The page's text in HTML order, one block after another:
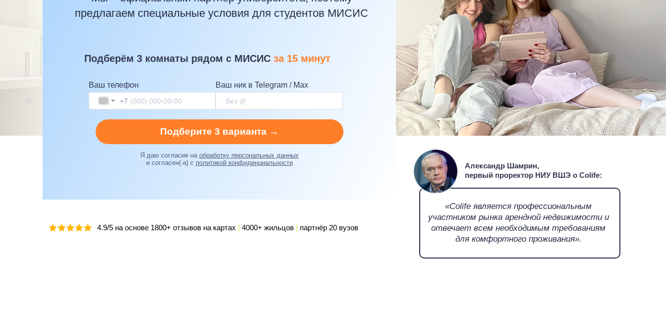
предлагаем специальные условия для студентов МИСИС
4.9/5 на основе 1800+ отзывов на картах | 4000+ жильцов | партнёр 20 вузов
Подберём 3 комнаты рядом с МИСИС за 15 минут
Ваш телефон
+7
Ваш ник в Telegram / Max
Подберите 3 варианта →
Я даю согласие на обработку персональных данных
и согласен(-а) с политикой конфиденциальности
«Colife является профессиональным
участником рынка арендной недвижимости и
отвечает всем необходимым требованиям
для комфортного проживания».
Александр Шамрин,
первый проректор НИУ ВШЭ о Colife: